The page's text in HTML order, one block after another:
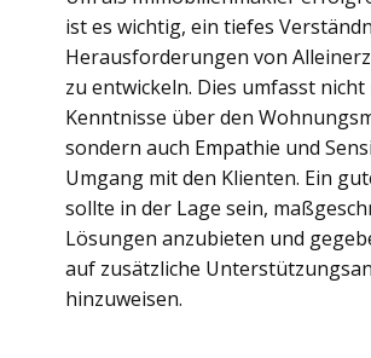
ist es wichtig, ein tiefes
Herausforderungen von
zu entwickeln. Dies umfasst
Kenntnisse über den
sondern auch Empathie und
Umgang mit den Klienten. Ein
sollte in der Lage sein,
Lösungen anzubieten und
auf zusätzliche
hinzuweisen.